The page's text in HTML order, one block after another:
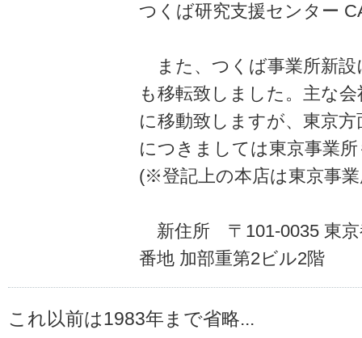
つくば研究支援センター
また、つくば事業所新設
も移転致しました。主な
に移動致しますが、東京
につきましては東京事業
(※登記上の本店は東京事
新住所 〒101-0035 東京
番地 加部重第2ビル2階
これ以前は1983年まで省略...